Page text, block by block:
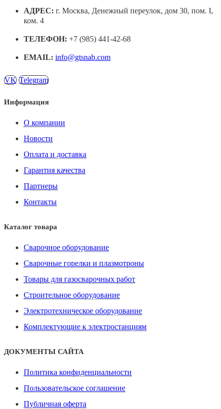
АДРЕС: г. Москва, Денежный переулок, дом 30, пом. I,
ком. 4
ТЕЛЕФОН: +7 (985) 441-42-68
EMAIL: info@gtsnab.com
VK Telegram
Информация
О компании
Новости
Оплата и доставка
Гарантия качества
Партнеры
Контакты
Каталог товара
Сварочное оборудование
Сварочные горелки и плазмотроны
Товары для газосварочных работ
Строительное оборудование
Электротехническое оборудование
Комплектующие к электростанциям
ДОКУМЕНТЫ САЙТА
Политика конфиденциальности
Пользовательское соглашение
Публичная оферта